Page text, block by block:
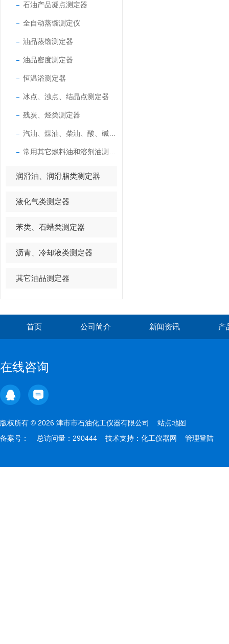
石油产品凝点测定器
全自动蒸馏测定仪
油品蒸馏测定器
油品密度测定器
恒温浴测定器
冰点、浊点、结晶点测定器
残炭、烃类测定器
润滑油、润滑脂类测定器
液化气类测定器
苯类、石蜡类测定器
沥青、冷却液类测定器
其它油品测定器
首页 公司简介 新闻资讯 产
在线咨询
版权所有 © 2026 津市市石油化工仪器有限公司 站点地图
备案号：
总访问量：290444 技术支持： 化工仪器网 管理登陆